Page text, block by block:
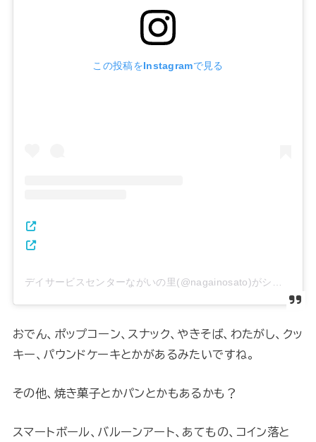
この投稿をInstagramで見る
デイサービスセンターながいの里(@nagainosato)がシェアした投稿
おでん、ポップコーン、スナック、やきそば、わたがし、クッ
キー、パウンドケーキとかがあるみたいですね。
その他、焼き菓子とかパンとかもあるかも？
スマートボール、バルーンアート、あてもの、コイン落と